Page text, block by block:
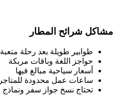
مشاكل شرائح المطار
طوابير طويلة بعد رحلة متعبة
حواجز اللغة وباقات مربكة
أسعار سياحية مبالغ فيها
ساعات عمل محدودة للمتاجر
تحتاج نسخ جواز سفر ونماذج